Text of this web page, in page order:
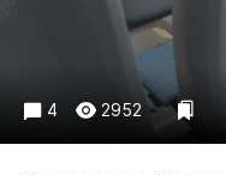
ПРОЕКТЫ
Издания
Медиаперсона
4 2952